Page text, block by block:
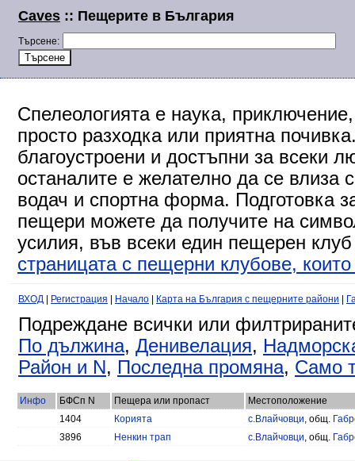
Caves :: Пещерите в България
Търсене:
Спелеологията е наука,
просто разходка или приятна
благоустроени и достъпни за всеки
останалите е желателно да се влиза
водач и спортна форма. Подготовка
пещери можете да получите на
усилия, във всеки един пещерен
страницата с пещерни клубове,
ВХОД Регистрация Начало Карта на България с пещерните райони
Подреждане всички или
По дължина, Денивелация,
Район и N, Последна промяна, Само
Инфо БФСп N Пещера или пропаст
Местоположение
1404
Корията с.Влайчовци, общ.
3896
Ненкин трап с.Влайчовци, общ.